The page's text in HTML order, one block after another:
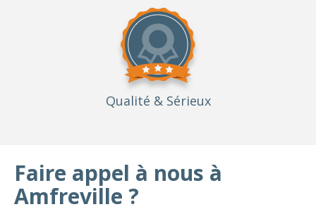
Qualité & Sérieux
Faire appel à nous à
Amfreville ?